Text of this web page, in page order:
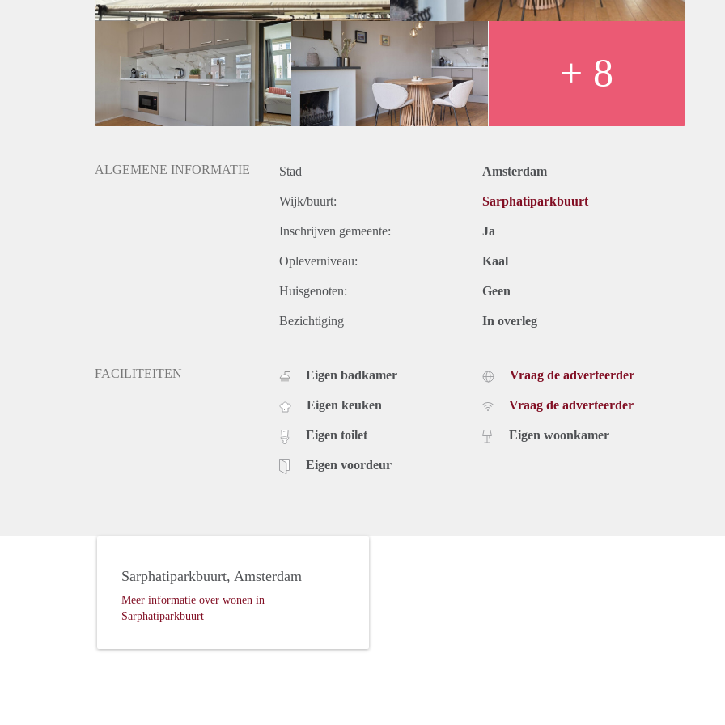
+ 8
ALGEMENE INFORMATIE Stad Amsterdam
Wijk/buurt: Sarphatiparkbuurt
Inschrijven gemeente: Ja
Opleverniveau: Kaal
Huisgenoten: Geen
Bezichtiging In overleg
FACILITEITEN Eigen badkamer
Eigen keuken
Eigen toilet
Eigen voordeur
Vraag de adverteerder
Vraag de adverteerder
Eigen woonkamer
Sarphatiparkbuurt, Amsterdam
Meer informatie over wonen in
Sarphatiparkbuurt